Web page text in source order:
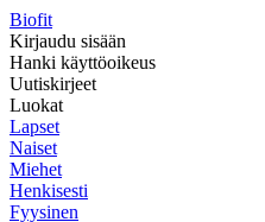
Biofit
Kirjaudu sisään
Hanki käyttöoikeus
Uutiskirjeet
Luokat
Lapset
Naiset
Miehet
Henkisesti
Fyysinen